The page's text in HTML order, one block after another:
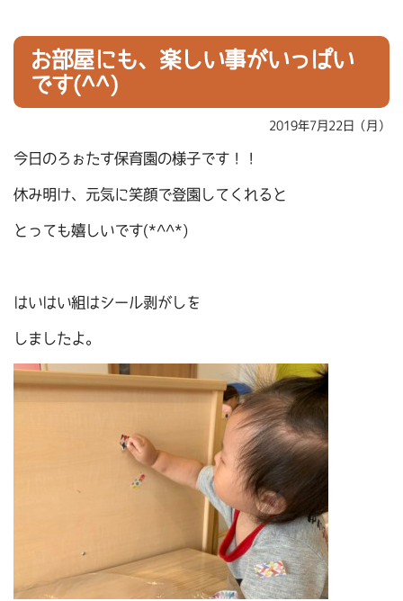
お部屋にも、楽しい事がいっぱい
です(^^)
2019年7月22日（月）
今日のろぉたす保育園の様子です！！
休み明け、元気に笑顔で登園してくれると
とっても嬉しいです(*^^*)
はいはい組はシール剥がしを
しましたよ。